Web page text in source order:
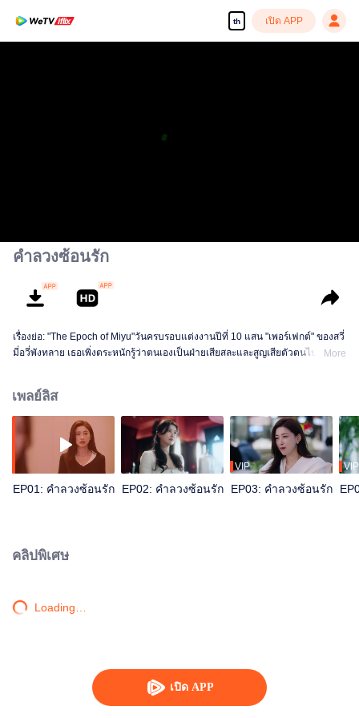
th เปิด APP
เปิด APP
คำลวงซ้อนรัก
เรื่องย่อ: "The Epoch of Miyu"วันครบรอบแต่งงานปีที่ 10 แสน "เพอร์เฟกต์" ของสวี่
มี่อวี่พังทลาย เธอเพิ่งตระหนักรู้ว่าตนเองเป็นฝ่ายเสียสละและสูญเสียตัวตนไปแล้ว
การงานรุ่งเรือง
More
เพลย์ลิส
EP01: คำลวงซ้อนรัก EP02: คำลวงซ้อนรัก
VIP
EP03: คำลวงซ้อนรัก
VIP
คลิปพิเศษ
Loading…